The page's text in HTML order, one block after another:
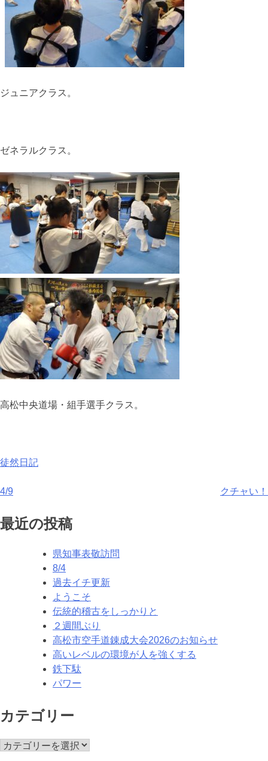
ジュニアクラス。
ゼネラルクラス。
高松中央道場・組手選手クラス。
徒然日記
投
稿
4/9 クチャい！
最近の投稿
県知事表敬訪問
8/4
過去イチ更新
ようこそ
伝統的稽古をしっかりと
２週間ぶり
高松市空手道錬成大会2026のお知らせ
高いレベルの環境が人を強くする
鉄下駄
パワー
カテゴリー
カ